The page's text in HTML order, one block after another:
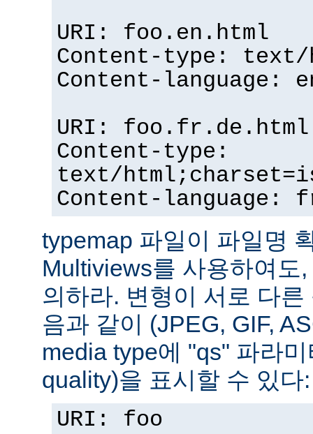
URI: foo.en.html
Content-type: text/
Content-language:
URI: foo.fr.de.html
Content-type:
text/
Content-language:
typemap 파일이 파일명
Multiviews를 사용하여도
의하라. 변형이 서로 다
음과 같이 (JPEG, GIF,
media type에 "qs" 파라
quality)을 표시할 수 있다:
URI: foo